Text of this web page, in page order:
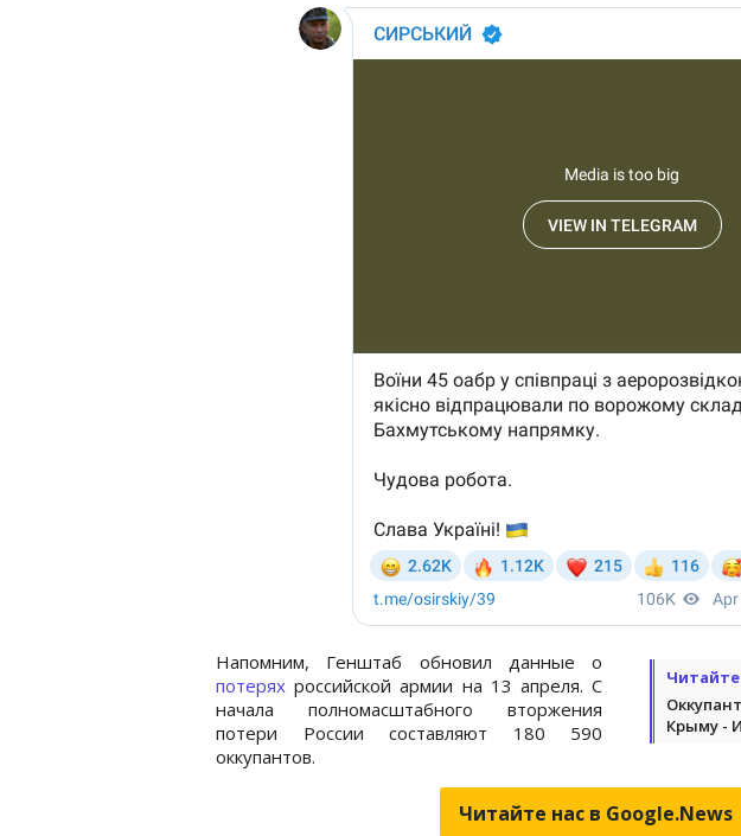
Крыму -
Напомним, Генштаб обновил данные о
потерях российской армии на 13 апреля. С
начала полномасштабного вторжения
потери России составляют 180 590
оккупантов.
Читайте нас в Google.News